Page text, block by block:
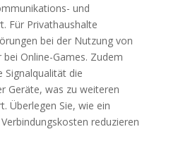
und
Für Privathaushalte
bei der Nutzung von
Online-Games. Zudem
Signalqualität die
Geräte, was zu weiteren
Überlegen Sie, wie ein
reduzieren